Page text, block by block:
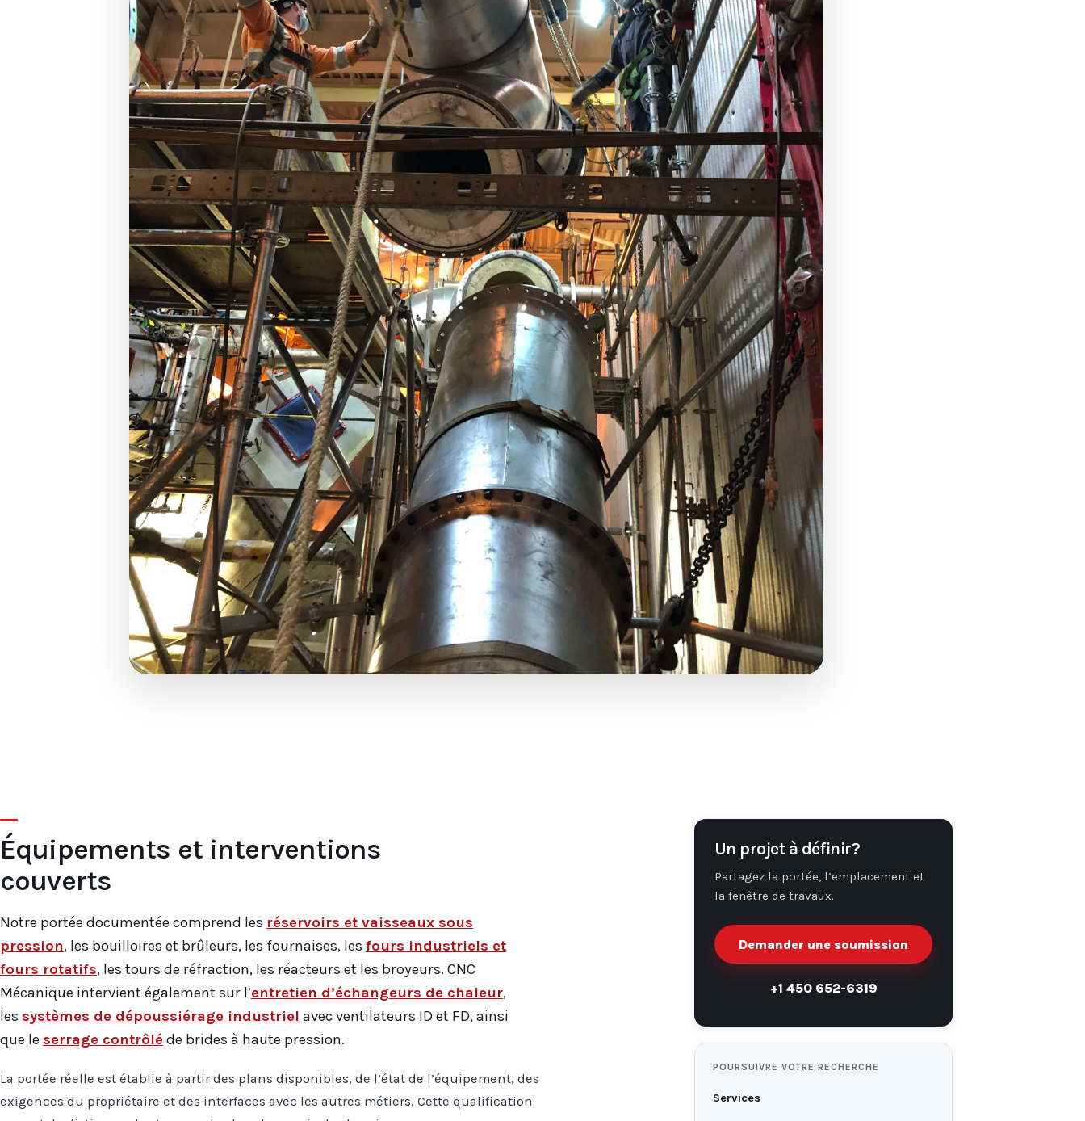
Équipements et interventions
couverts
Notre portée documentée comprend les réservoirs et vaisseaux sous
pression, les bouilloires et brûleurs, les fournaises, les fours industriels et
fours rotatifs, les tours de réfraction, les réacteurs et les broyeurs. CNC
Mécanique intervient également sur l’entretien d’échangeurs de chaleur,
les systèmes de dépoussiérage industriel avec ventilateurs ID et FD, ainsi
que le serrage contrôlé de brides à haute pression.
La portée réelle est établie à partir des plans disponibles, de l’état de l’équipement, des
exigences du propriétaire et des interfaces avec les autres métiers. Cette qualification
Un projet à définir?
Partagez la portée, l’emplacement et
la fenêtre de travaux.
Demander une soumission
+1 450 652-6319
POURSUIVRE VOTRE RECHERCHE
Services